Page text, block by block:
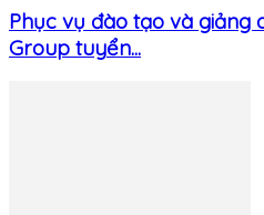
Phục vụ đào tạo và giảng
Group tuyển...